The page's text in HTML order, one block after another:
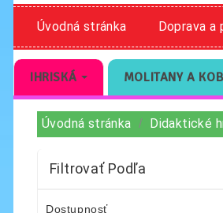
Úvodná stránka Doprava a
IHRISKÁ MOLITANY A
Úvodná stránka Didaktické
Filtrovať Podľa
Dostupnosť